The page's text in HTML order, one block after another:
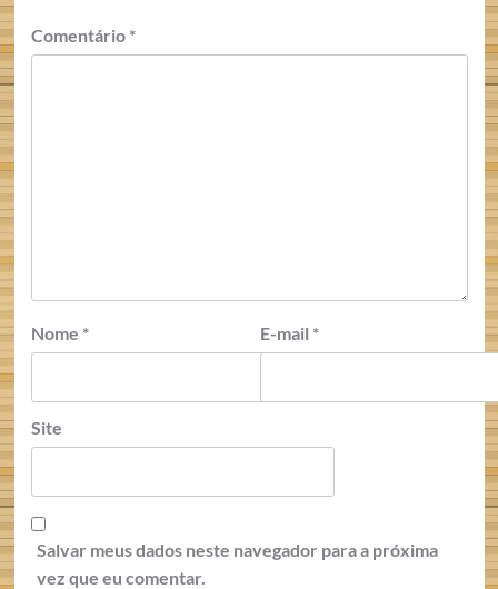
Comentário *
Nome * E-mail *
Site
Salvar meus dados neste navegador para a próxima
vez que eu comentar.